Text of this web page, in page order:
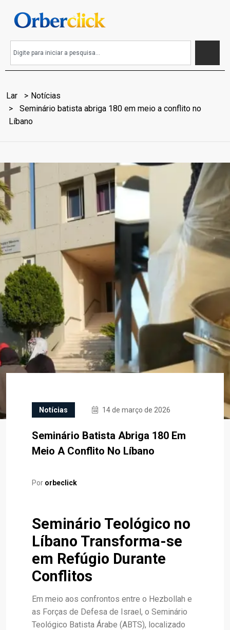
Lar
Notícias
Seminário batista abriga 180 em meio a conflito no
Líbano
Notícias 14 de março de 2026
Seminário Batista Abriga 180 Em
Meio A Conflito No Líbano
Por orbeclick
Seminário Teológico no
Líbano Transforma-se
em Refúgio Durante
Conflitos
Em meio aos confrontos entre o Hezbollah e
as Forças de Defesa de Israel, o Seminário
Teológico Batista Árabe (ABTS), localizado